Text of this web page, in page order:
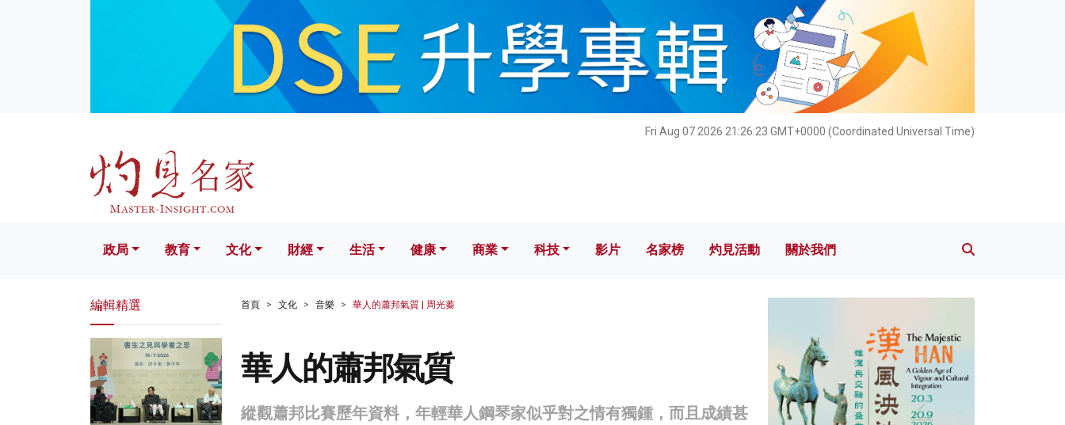
Fri Aug 07 2026 21:26:24 GMT+0000 (Coordinated Universal Time)
文化 財經 生活 健康 科技 影片 名家榜 灼見活動 關於我們
政局 教育 文化 財經 生活 健康 商業 科技 影片 名家榜 灼見活動 關於我們
首頁 文化 音樂 華人的蕭邦氣質 | 周光蓁
華人的蕭邦氣質
縱觀蕭邦比賽歷年資料，年輕華人鋼琴家似乎對之情有獨鍾，而且成績甚
編輯精選